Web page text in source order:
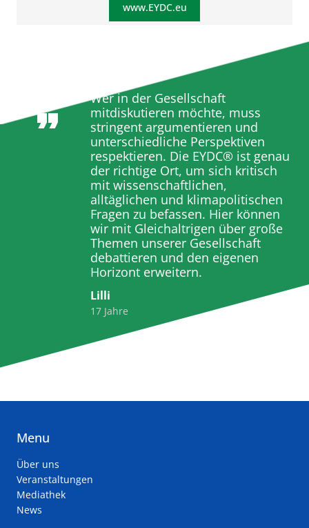
www.EYDC.eu
Wer in der Gesellschaft
mitdiskutieren möchte, muss
stringent argumentieren und
unterschiedliche Perspektiven
respektieren. Die EYDC® ist genau
der richtige Ort, um sich kritisch
mit wissenschaftlichen,
alltäglichen und klimapolitischen
Fragen zu befassen. Hier können
wir mit Gleichaltrigen über große
Themen unserer Gesellschaft
debattieren und den eigenen
Horizont erweitern.
Lilli
17 Jahre
Menu
Über uns
Veranstaltungen
Mediathek
News